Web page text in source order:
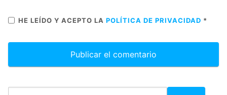
HE LEÍDO Y ACEPTO LA POLÍTICA DE PRIVACIDAD *